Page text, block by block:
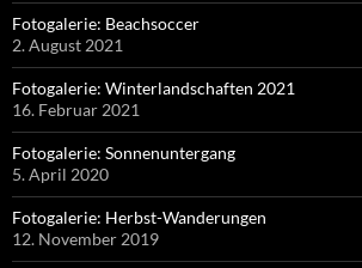
Fotogalerie: Beachsoccer
2. August 2021
Fotogalerie: Winterlandschaften 2021
16. Februar 2021
Fotogalerie: Sonnenuntergang
5. April 2020
Fotogalerie: Herbst-Wanderungen
12. November 2019